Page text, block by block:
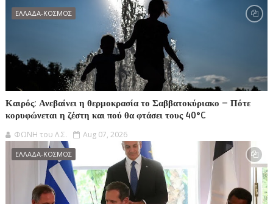
ΕΛΛΑΔΑ-ΚΟΣΜΟΣ
Καιρός: Ανεβαίνει η θερμοκρασία το Σαββατοκύριακο – Πότε
κορυφώνεται η ζέστη και πού θα φτάσει τους 40°C
ΦΩΝΗ του Λ.Σ. Aug 07, 2026
ΕΛΛΑΔΑ-ΚΟΣΜΟΣ